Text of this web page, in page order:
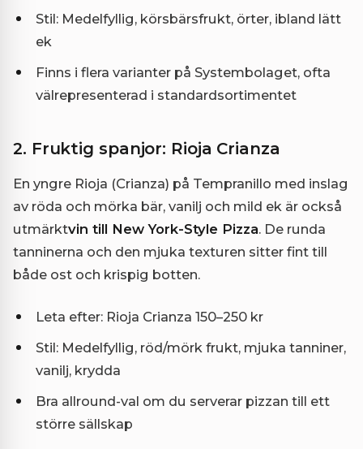
Stil: Medelfyllig, körsbärsfrukt, örter, ibland lätt
ek
Finns i flera varianter på Systembolaget, ofta
välrepresenterad i standardsortimentet
2. Fruktig spanjor: Rioja Crianza
En yngre Rioja (Crianza) på Tempranillo med inslag
av röda och mörka bär, vanilj och mild ek är också
utmärktvin till New York-Style Pizza. De runda
tanninerna och den mjuka texturen sitter fint till
både ost och krispig botten.
Leta efter: Rioja Crianza 150–250 kr
Stil: Medelfyllig, röd/mörk frukt, mjuka tanniner,
vanilj, krydda
Bra allround-val om du serverar pizzan till ett
större sällskap